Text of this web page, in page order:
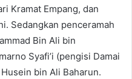
Kramat Empang, dan
Sedangkan penceramah
Bin Ali bin
Syafi’i (pengisi Damai
bin Ali Baharun.